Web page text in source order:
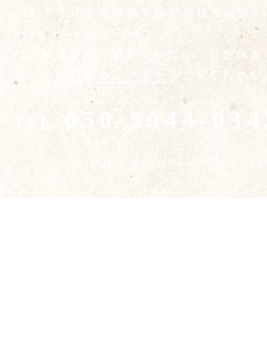
〒399-8304 長野県安曇野市穂高柏原
open 10:00~17:00
close 水曜日（製茶シーズン・不定休あ
をご覧ください
050-3044-